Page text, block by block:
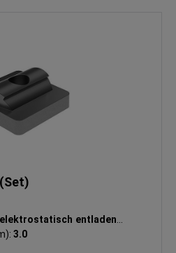
elektrostatisch entladend
3.0